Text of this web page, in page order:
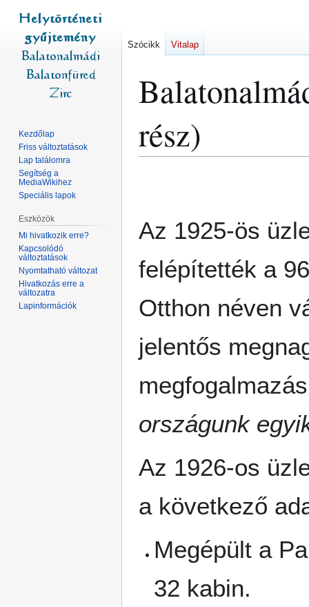
rész)
Az 1925-ös
felépítették a
Otthon néven
jelentős
országunk
Az 1926-os
a következő
Megépült a
32 kabin.
Szócikk Vitalap
Kezdőlap
Friss változtatások
Lap találomra
Segítség a
MediaWikihez
Speciális lapok
Eszközök
Mi hivatkozik erre?
Kapcsolódó
változtatások
Nyomtatható változat
Hivatkozás erre a
változatra
Lapinformációk